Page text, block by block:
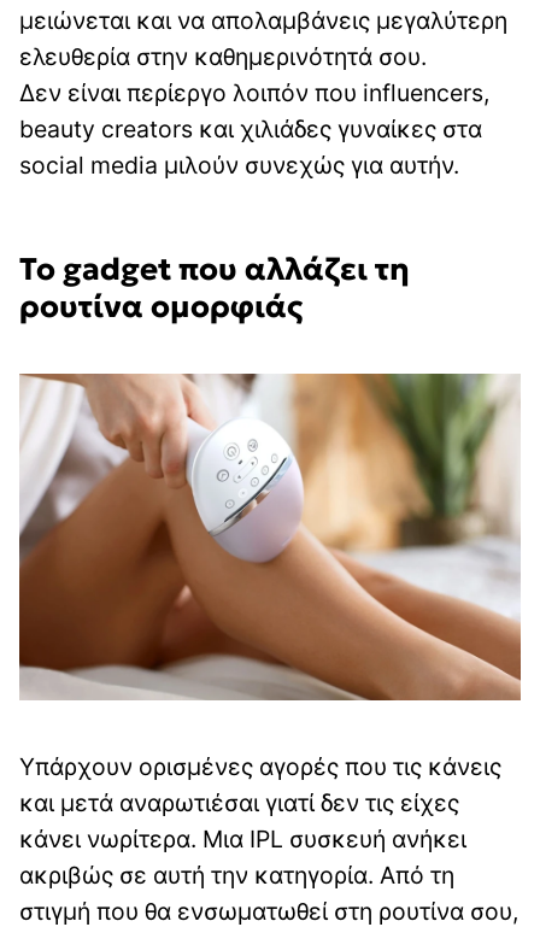
μειώνεται και να απολαμβάνεις μεγαλύτερη
ελευθερία στην καθημερινότητά σου.
Δεν είναι περίεργο λοιπόν που influencers,
beauty creators και χιλιάδες γυναίκες στα
social media μιλούν συνεχώς για αυτήν.
Το gadget που αλλάζει τη
ρουτίνα ομορφιάς
Υπάρχουν ορισμένες αγορές που τις κάνεις
και μετά αναρωτιέσαι γιατί δεν τις είχες
κάνει νωρίτερα. Μια IPL συσκευή ανήκει
ακριβώς σε αυτή την κατηγορία. Από τη
στιγμή που θα ενσωματωθεί στη ρουτίνα σου,